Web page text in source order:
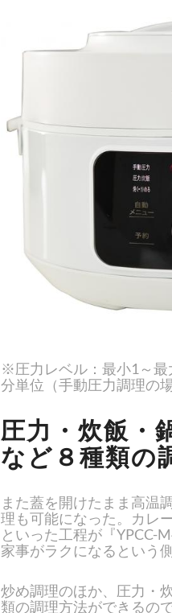
※圧力レベル：最小1～最
分単位（手動圧力調理の場
圧力・炊飯・
など８種類の
また蓋を開けたまま高温
理も可能になった。カレ
といった工程が『YPCC-
家事がラクになるという側
炒め調理のほか、圧力・
類の調理方法ができるの